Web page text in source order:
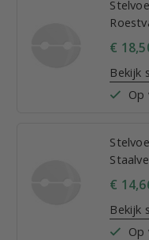
€
Bekijk
Op
€
Bekijk
Op